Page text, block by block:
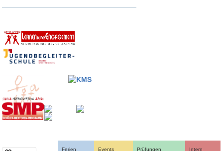
Ferien Events Prüfungen Intern